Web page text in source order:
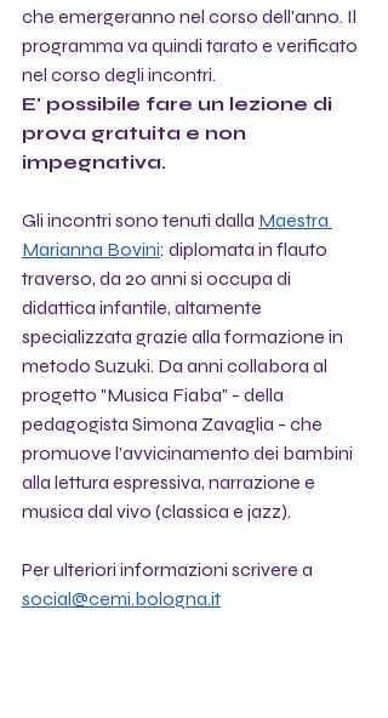
che emergeranno nel corso dell'anno. Il
programma va quindi tarato e verificato
nel corso degli incontri.
E' possibile fare un lezione di
prova gratuita e non
impegnativa.
Gli incontri sono tenuti dalla Maestra
Marianna Bovini: diplomata in flauto
traverso, da 20 anni si occupa di
didattica infantile, altamente
specializzata grazie alla formazione in
metodo Suzuki. Da anni collabora al
progetto "Musica Fiaba" - della
pedagogista Simona Zavaglia - che
promuove l’avvicinamento dei bambini
alla lettura espressiva, narrazione e
musica dal vivo (classica e jazz).
Per ulteriori informazioni scrivere a
social@cemi.bologna.it